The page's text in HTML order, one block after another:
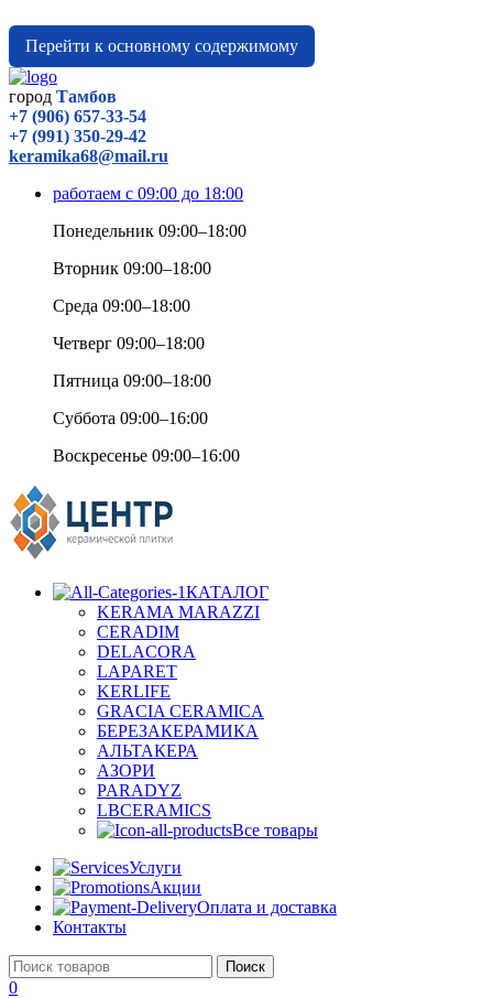
Перейти к основному содержимому
город Тамбов
+7 (906) 657-33-54
+7 (991) 350-29-42
keramika68@mail.ru
работаем с 09:00 до 18:00
Понедельник 09:00–18:00
Вторник 09:00–18:00
Среда 09:00–18:00
Четверг 09:00–18:00
Пятница 09:00–18:00
Суббота 09:00–16:00
Воскресенье 09:00–16:00
КАТАЛОГ
KERAMA MARAZZI
CERADIM
DELACORA
LAPARET
KERLIFE
GRACIA CERAMICA
БЕРЕЗАКЕРАМИКА
АЛЬТАКЕРА
АЗОРИ
PARADYZ
LBCERAMICS
Все товары
Услуги
Акции
Оплата и доставка
Контакты
Поиск
0